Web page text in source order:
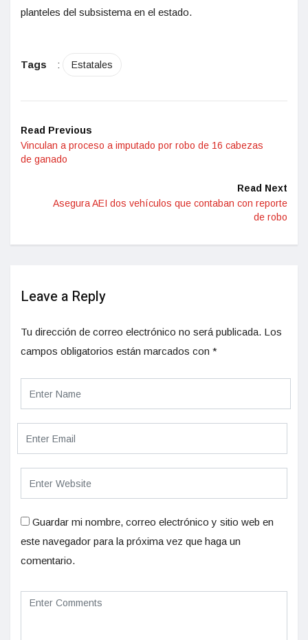
planteles del subsistema en el estado.
Tags : Estatales
Read Previous
Vinculan a proceso a imputado por robo de 16 cabezas
de ganado
Read Next
Asegura AEI dos vehículos que contaban con reporte
de robo
Leave a Reply
Tu dirección de correo electrónico no será publicada. Los
campos obligatorios están marcados con *
Guardar mi nombre, correo electrónico y sitio web en
este navegador para la próxima vez que haga un
comentario.